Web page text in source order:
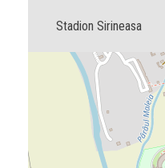
Stadion Sirineasa